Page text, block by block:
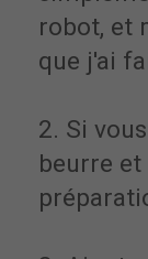
robot, et
que j'ai
2. Si
beurre